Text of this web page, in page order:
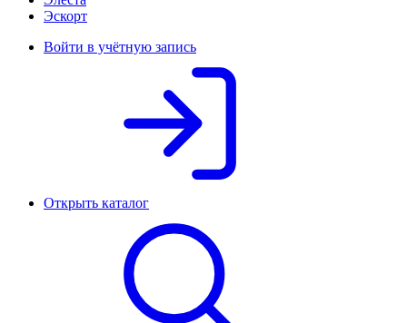
Эскорт
Войти в учётную запись
Открыть каталог